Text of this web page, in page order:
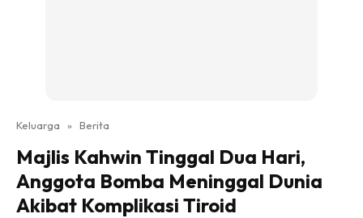
Keluarga » Berita
Majlis Kahwin Tinggal Dua Hari,
Anggota Bomba Meninggal Dunia
Akibat Komplikasi Tiroid